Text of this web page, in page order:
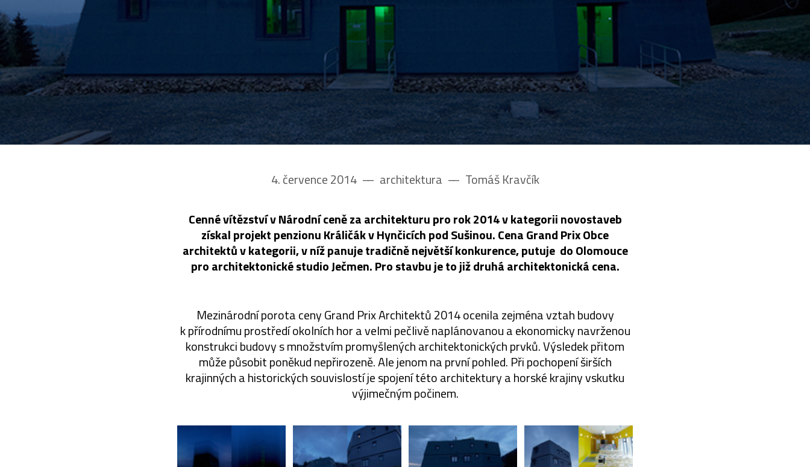
4. července 2014 –– architektura –– Tomáš Kravčík
Cenné vítězství v Národní ceně za architekturu pro rok 2014 v kategorii novostaveb
získal projekt penzionu Králičák v Hynčicích pod Sušinou. Cena Grand Prix Obce
architektů v kategorii, v níž panuje tradičně největší konkurence, putuje do Olomouce
pro architektonické studio Ječmen. Pro stavbu je to již druhá architektonická cena.
Mezinárodní porota ceny Grand Prix Architektů 2014 ocenila zejména vztah budovy
k přírodnímu prostředí okolních hor a velmi pečlivě naplánovanou a ekonomicky navrženou
konstrukci budovy s množstvím promyšlených architektonických prvků. Výsledek přitom
může působit poněkud nepřirozeně. Ale jenom na první pohled. Při pochopení širších
krajinných a historických souvislostí je spojení této architektury a horské krajiny vskutku
výjimečným počinem.